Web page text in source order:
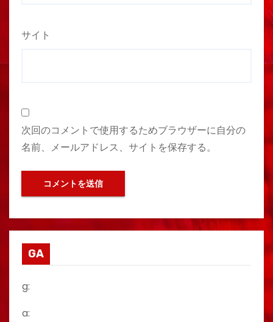
サイト
次回のコメントで使用するためブラウザーに自分の
名前、メールアドレス、サイトを保存する。
GA
g:
a: